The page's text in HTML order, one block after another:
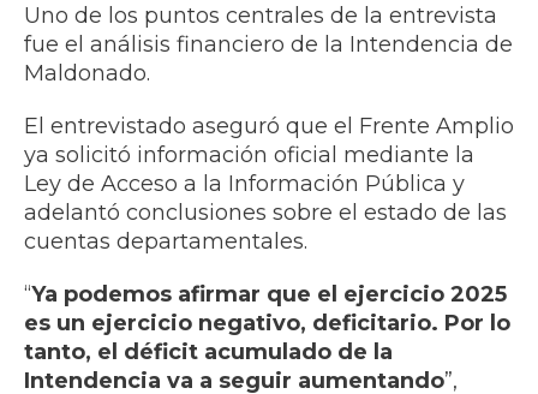
Uno de los puntos centrales de la entrevista
fue el análisis financiero de la Intendencia de
Maldonado.
El entrevistado aseguró que el Frente Amplio
ya solicitó información oficial mediante la
Ley de Acceso a la Información Pública y
adelantó conclusiones sobre el estado de las
cuentas departamentales.
“Ya podemos afirmar que el ejercicio 2025
es un ejercicio negativo, deficitario. Por lo
tanto, el déficit acumulado de la
Intendencia va a seguir aumentando”,